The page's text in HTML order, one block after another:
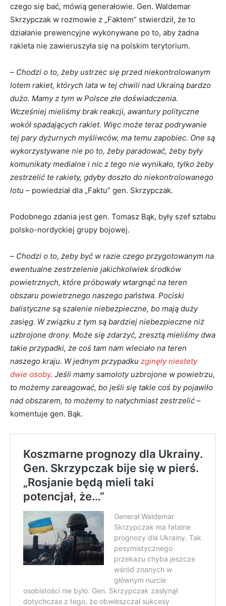
czego się bać, mówią generałowie. Gen. Waldemar
Skrzypczak w rozmowie z „Faktem” stwierdził, że to
działanie prewencyjne wykonywane po to, aby żadna
rakieta nie zawieruszyła się na polskim terytorium.
– Chodzi o to, żeby ustrzec się przed niekontrolowanym
lotem rakiet, których lata w tej chwili nad Ukrainą bardzo
dużo. Mamy z tym w Polsce złe doświadczenia.
Wcześniej mieliśmy brak reakcji, awantury polityczne
wokół spadających rakiet. Więc może teraz podrywanie
tej pary dyżurnych myśliwców, ma temu zapobiec. One są
wykorzystywane nie po to, żeby paradować, żeby były
komunikaty medialne i nic z tego nie wynikało, tylko żeby
zestrzelić te rakiety, gdyby doszło do niekontrolowanego
lotu – powiedział dla „Faktu” gen. Skrzypczak.
Podobnego zdania jest gen. Tomasz Bąk, były szef sztabu
polsko-nordyckiej grupy bojowej.
– Chodzi o to, żeby być w razie czego przygotowanym na
ewentualne zestrzelenie jakichkolwiek środków
powietrznych, które próbowały wtargnąć na teren
obszaru powietrznego naszego państwa. Pociski
balistyczne są szalenie niebezpieczne, bo mają duży
zasięg. W związku z tym są bardziej niebezpieczne niż
uzbrojone drony. Może się zdarzyć, zresztą mieliśmy dwa
takie przypadki, że coś tam nam wleciało na teren
naszego kraju. W jednym przypadku zginęły niestety
dwie osoby. Jeśli mamy samoloty uzbrojone w powietrzu,
to możemy zareagować, bo jeśli się takie coś by pojawiło
nad obszarem, to możemy to natychmiast zestrzelić –
komentuje gen. Bąk.